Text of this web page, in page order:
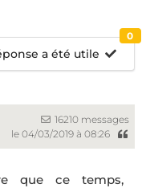
a été utile
0
16210 messages
le 04/03/2019 à 08:26
que ce temps,